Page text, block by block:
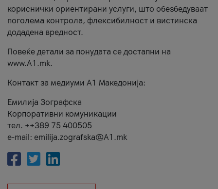
кориснички ориентирани услуги, што обезбедуваат
поголема контрола, флексибилност и вистинска
додадена вредност.
Повеќе детали за понудата се достапни на
www.А1.mk.
Контакт за медиуми А1 Македонија:
Емилија Зографска
Корпоративни комуникации
тел. ++389 75 400505
e-mail: emilija.zografska@A1.mk